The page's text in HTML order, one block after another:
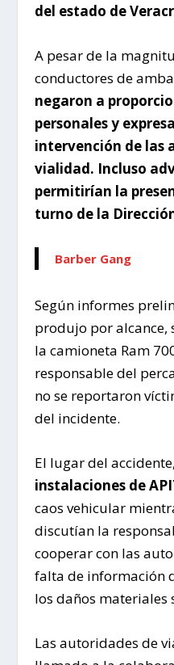
del estado de
A pesar de la
conductores de
negaron a
personales y
intervención de las
vialidad. Incluso
permitirían la
turno de la
Barber Gang
Según informes
produjo por alcance,
la camioneta Ram
responsable del
no se reportaron
del incidente.
El lugar del accidente,
instalaciones de
caos vehicular
discutían la
cooperar con las
falta de información
los daños materiales
Las autoridades de